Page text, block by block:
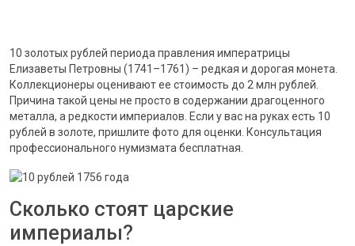
10 золотых рублей периода правления императрицы
Елизаветы Петровны (1741–1761) – редкая и дорогая монета.
Коллекционеры оценивают ее стоимость до 2 млн рублей.
Причина такой цены не просто в содержании драгоценного
металла, а редкости империалов. Если у вас на руках есть 10
рублей в золоте, пришлите фото для оценки. Консультация
профессионального нумизмата бесплатная.
Сколько стоят царские
империалы?